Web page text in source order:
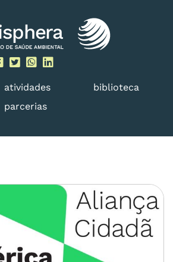
atividades
biblioteca
parcerias